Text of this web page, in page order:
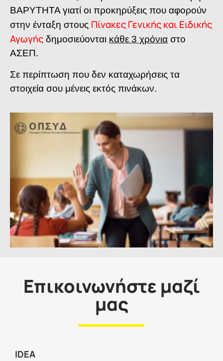
ΒΑΡΥΤΗΤΑ γιατί οι προκηρύξεις που αφορούν
στην ένταξη στους Πίνακες Γενικής και Ειδικής
Αγωγής δημοσιεύονται κάθε 3 χρόνια στο
ΑΣΕΠ.
Σε περίπτωση που δεν καταχωρήσεις τα
στοιχεία σου μένεις εκτός πινάκων.
Επικοινωνήστε μαζί
μας
IDEA